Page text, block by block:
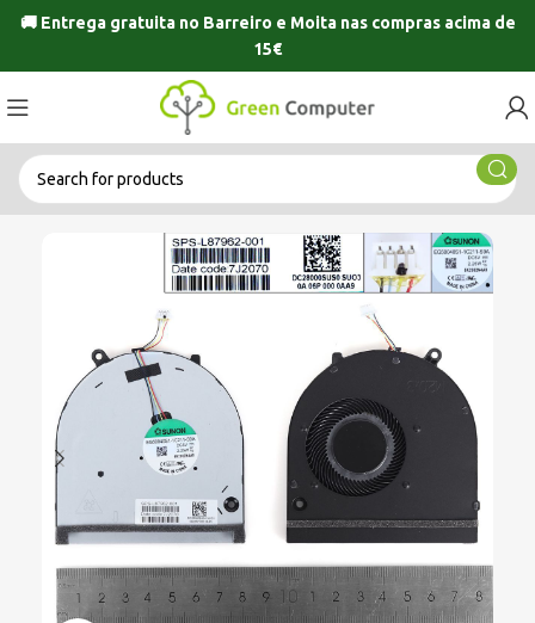
🚚 Entrega gratuita no Barreiro e Moitanas compras acima de
15€